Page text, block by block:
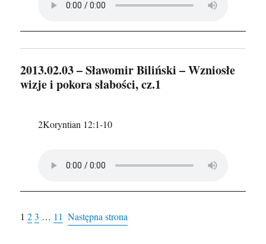
2013.02.03 – Sławomir Biliński – Wzniosłe
wizje i pokora słabości, cz.1
2Koryntian 12:1-10
1 2 3 … 11 Następna strona